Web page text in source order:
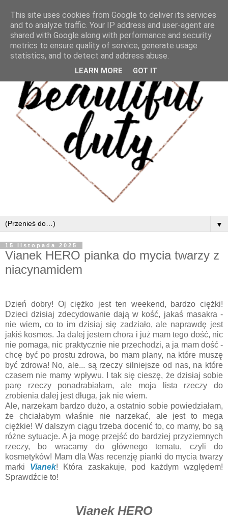
▼
15 listopada 2025
Vianek HERO pianka do mycia twarzy z
niacynamidem
Dzień dobry! Oj ciężko jest ten weekend, bardzo ciężki!
Dzieci dzisiaj zdecydowanie dają w kość, jakaś masakra -
nie wiem, co to im dzisiaj się zadziało, ale naprawdę jest
jakiś kosmos. Ja dalej jestem chora i już mam tego dość, nic
nie pomaga, nic praktycznie nie przechodzi, a ja mam dość -
chcę być po prostu zdrowa, bo mam plany, na które muszę
być zdrowa! No, ale... są rzeczy silniejsze od nas, na które
czasem nie mamy wpływu. I tak się cieszę, że dzisiaj sobie
parę rzeczy ponadrabiałam, ale moja lista rzeczy do
zrobienia dalej jest długa, jak nie wiem.
Ale, narzekam bardzo dużo, a ostatnio sobie powiedziałam,
że chciałabym właśnie nie narzekać, ale jest to mega
ciężkie! W dalszym ciągu trzeba docenić to, co mamy, bo są
różne sytuacje. A ja mogę przejść do bardziej przyziemnych
rzeczy, bo wracamy do głównego tematu, czyli do
kosmetyków! Mam dla Was recenzję pianki do mycia twarzy
marki Vianek! Która zaskakuje, pod każdym względem!
Sprawdźcie to!
Vianek HERO
This site uses cookies from Google to deliver its services
and to analyze traffic. Your IP address and user-agent are
shared with Google along with performance and security
metrics to ensure quality of service, generate usage
statistics, and to detect and address abuse.
LEARN MORE GOT IT